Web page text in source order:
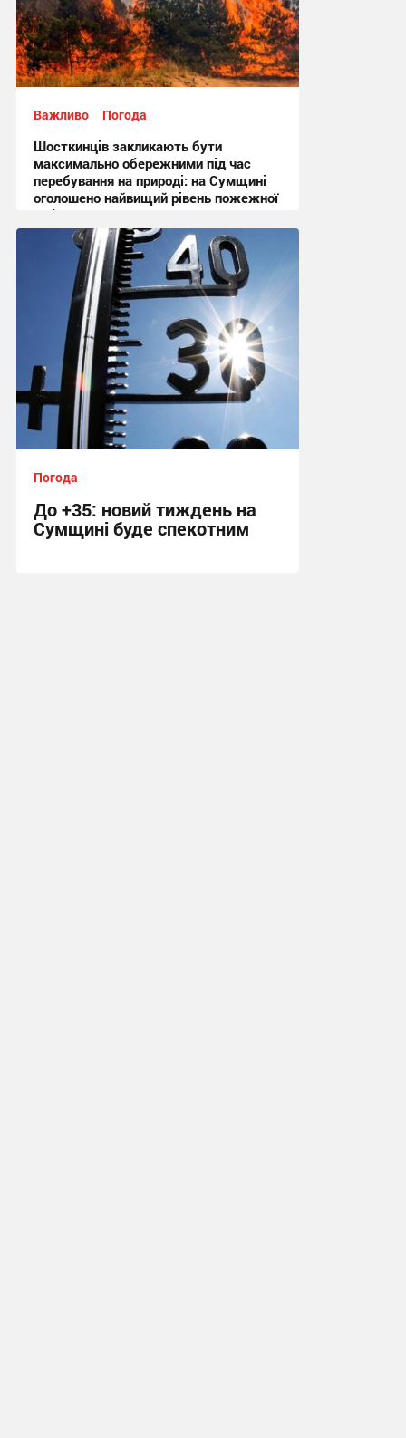
Важливо Погода
Шосткинців закликають бути
максимально обережними під час
перебування на природі: на Сумщині
оголошено найвищий рівень пожежної
небезпеки
10:27, 6.08.2026
Погода
До +35: новий тиждень на
Сумщині буде спекотним